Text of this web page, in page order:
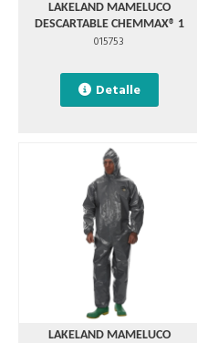
LAKELAND MAMELUCO
DESCARTABLE CHEMMAX® 1
015753
Detalle
LAKELAND MAMELUCO